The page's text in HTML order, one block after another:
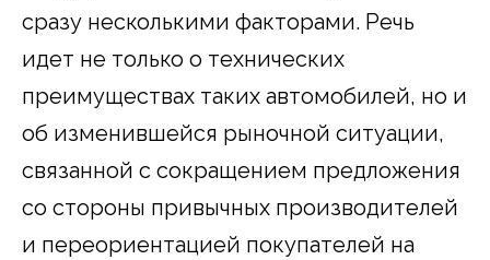
сразу несколькими факторами. Речь
идет не только о технических
преимуществах таких автомобилей, но и
об изменившейся рыночной ситуации,
связанной с сокращением предложения
со стороны привычных производителей
и переориентацией покупателей на